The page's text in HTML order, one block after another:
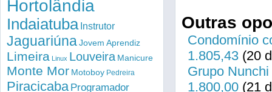
Outras
Condomínio
1.805,43 (20
Grupo
1.800,00 (21
Hortolândia
Indaiatuba Instrutor
Jaguariúna Jovem Aprendiz
Limeira Linux Louveira Manicure
Monte Mor Motoboy Pedreira
Piracicaba Programador